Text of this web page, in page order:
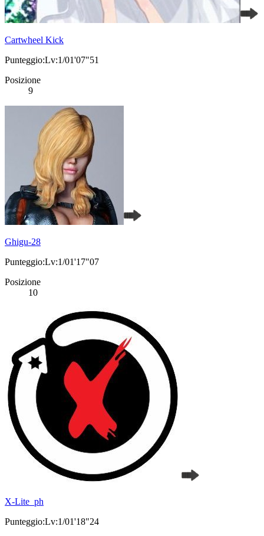
Cartwheel Kick
Punteggio:Lv:1/01'07"51
Posizione
9
Ghigu-28
Punteggio:Lv:1/01'17"07
Posizione
10
X-Lite_ph
Punteggio:Lv:1/01'18"24